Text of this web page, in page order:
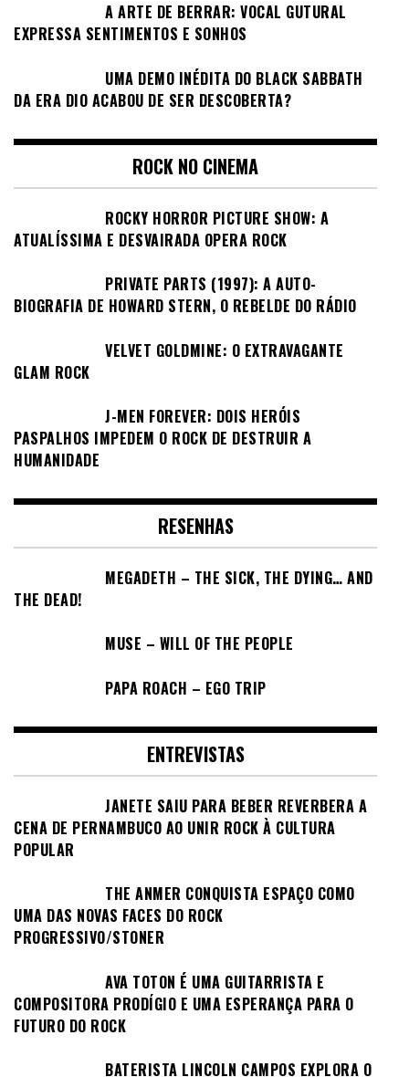
A ARTE DE BERRAR: VOCAL GUTURAL
EXPRESSA SENTIMENTOS E SONHOS
UMA DEMO INÉDITA DO BLACK SABBATH
DA ERA DIO ACABOU DE SER DESCOBERTA?
ROCK NO CINEMA
ROCKY HORROR PICTURE SHOW: A
ATUALÍSSIMA E DESVAIRADA OPERA ROCK
PRIVATE PARTS (1997): A AUTO-
BIOGRAFIA DE HOWARD STERN, O REBELDE DO RÁDIO
VELVET GOLDMINE: O EXTRAVAGANTE
GLAM ROCK
J-MEN FOREVER: DOIS HERÓIS
PASPALHOS IMPEDEM O ROCK DE DESTRUIR A
HUMANIDADE
RESENHAS
MEGADETH – THE SICK, THE DYING… AND
THE DEAD!
MUSE – WILL OF THE PEOPLE
PAPA ROACH – EGO TRIP
ENTREVISTAS
JANETE SAIU PARA BEBER REVERBERA A
CENA DE PERNAMBUCO AO UNIR ROCK À CULTURA
POPULAR
THE ANMER CONQUISTA ESPAÇO COMO
UMA DAS NOVAS FACES DO ROCK
PROGRESSIVO/STONER
AVA TOTON É UMA GUITARRISTA E
COMPOSITORA PRODÍGIO E UMA ESPERANÇA PARA O
FUTURO DO ROCK
BATERISTA LINCOLN CAMPOS EXPLORA O